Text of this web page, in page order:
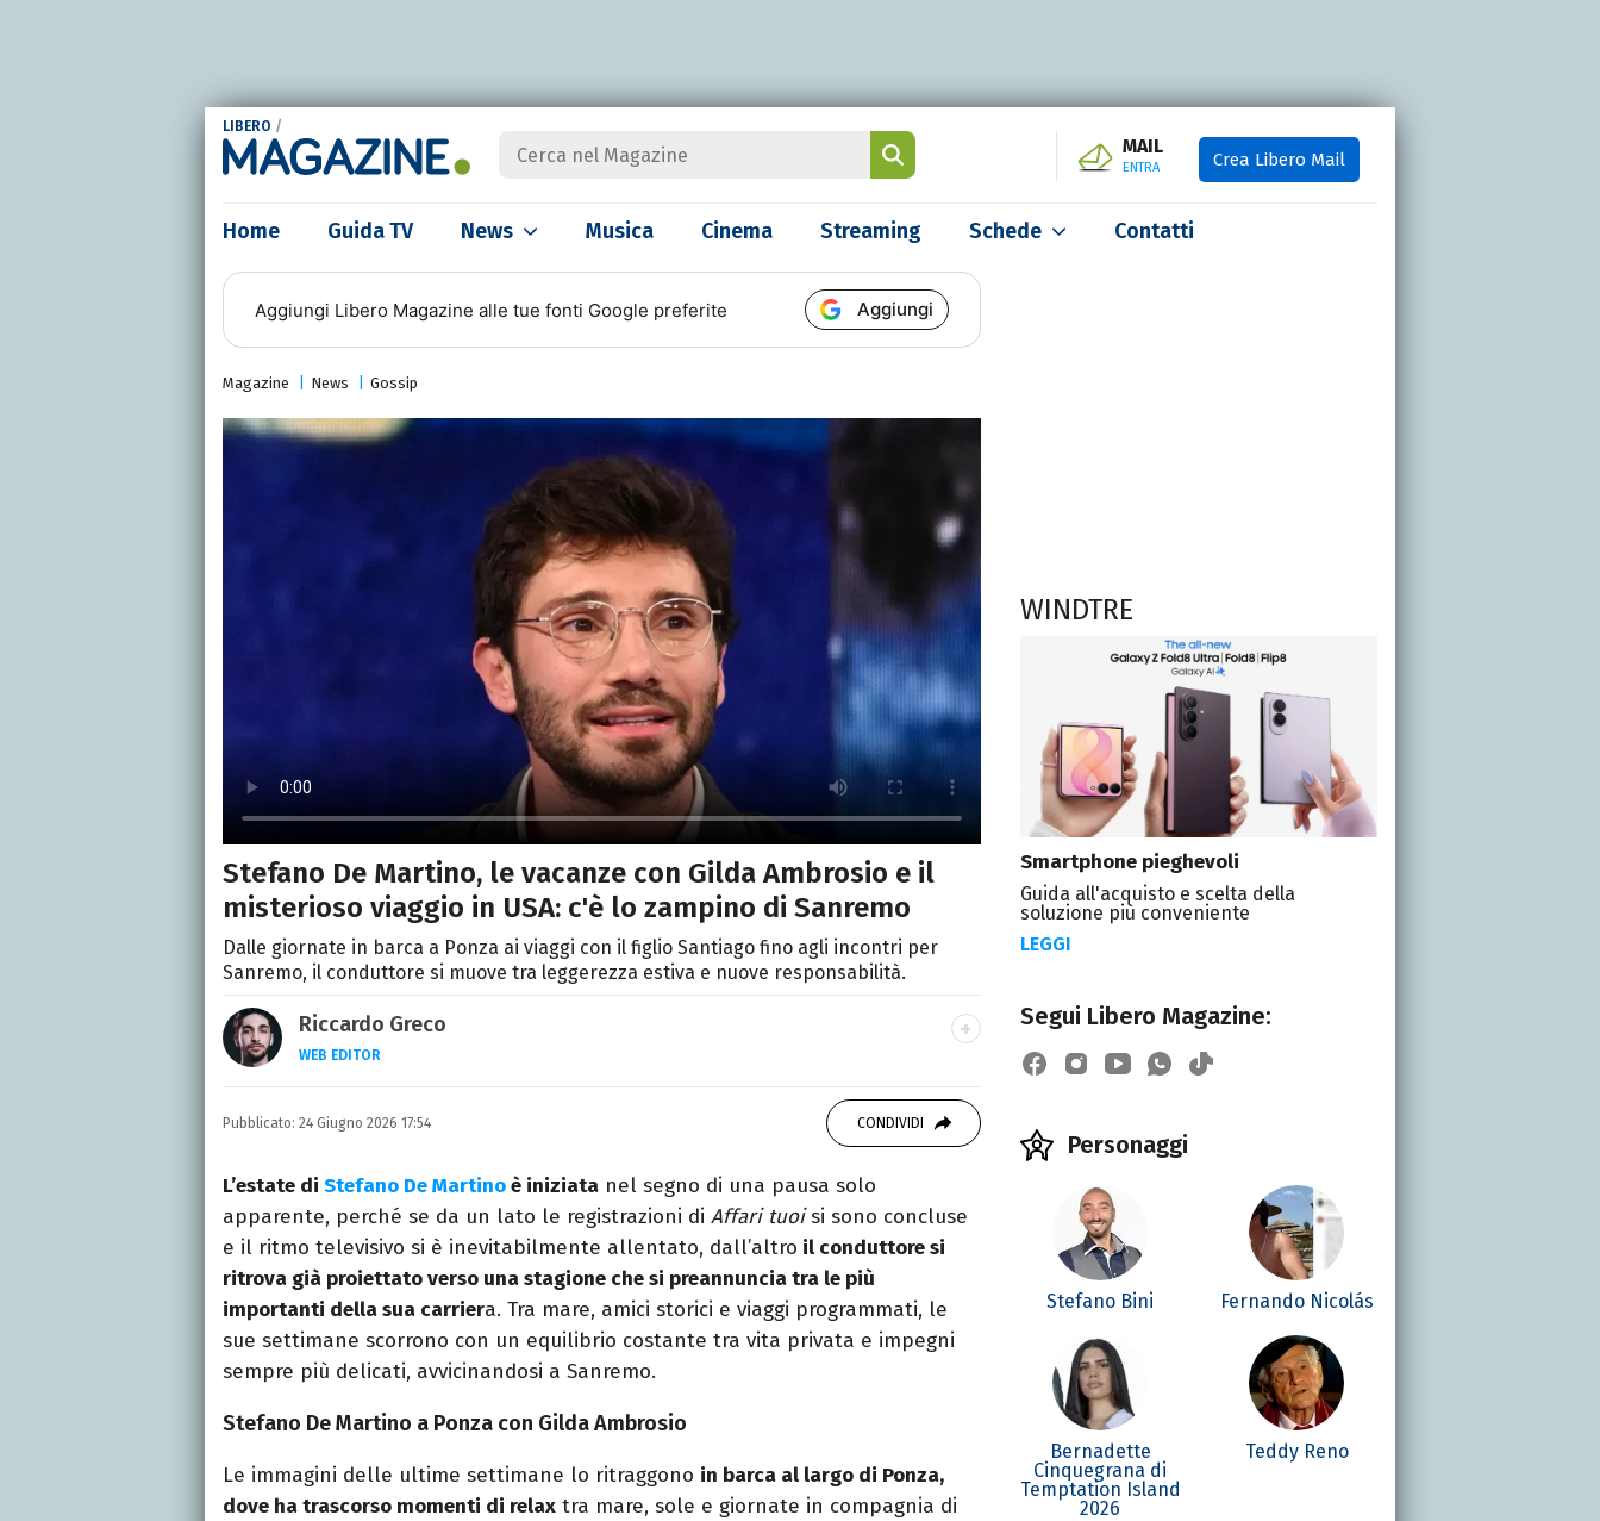
LIBERO /
MAIL
ENTRA Crea Libero Mail
Home Guida TV News Musica Cinema Streaming Schede Contatti
Aggiungi Libero Magazine alle tue fonti Google preferite Aggiungi
Magazine News Gossip
Stefano De Martino, le vacanze con Gilda Ambrosio e il
misterioso viaggio in USA: c'è lo zampino di Sanremo
Dalle giornate in barca a Ponza ai viaggi con il figlio Santiago fino agli incontri per
Sanremo, il conduttore si muove tra leggerezza estiva e nuove responsabilità.
Riccardo Greco
WEB EDITOR
LINKEDIN
Si avvicina all'editoria studiando all'IED come Fashion Editor. Si
specializza poi in Comunicazione digitale, Giornalismo e Nuovi media
presso La Sapienza, collaborando con alcune testate ed uffici stampa.
Pubblicato: 24 Giugno 2026 17:54 CONDIVIDI
L’estate di Stefano De Martinoè iniziata nel segno di una pausa solo
apparente, perché se da un lato le registrazioni di Affari tuoisi sono concluse
e il ritmo televisivo si è inevitabilmente allentato, dall’altro il conduttore si
ritrova già proiettato verso una stagione che si preannuncia tra le più
importanti della sua carriera. Tra mare, amici storici e viaggi programmati, le
sue settimane scorrono con un equilibrio costante tra vita privata e impegni
sempre più delicati, avvicinandosi a Sanremo.
Stefano De Martino a Ponza con Gilda Ambrosio
Le immagini delle ultime settimane lo ritraggono in barca al largo di Ponza,
dove ha trascorso momenti di relax tra mare, sole e giornate in compagnia di
WINDTRE
Smartphone pieghevoli
Guida all'acquisto e scelta della
soluzione più conveniente
LEGGI
Segui Libero Magazine:
Personaggi
Stefano Bini Fernando Nicolás
Bernadette
Cinquegrana di
Temptation Island
2026
Teddy Reno